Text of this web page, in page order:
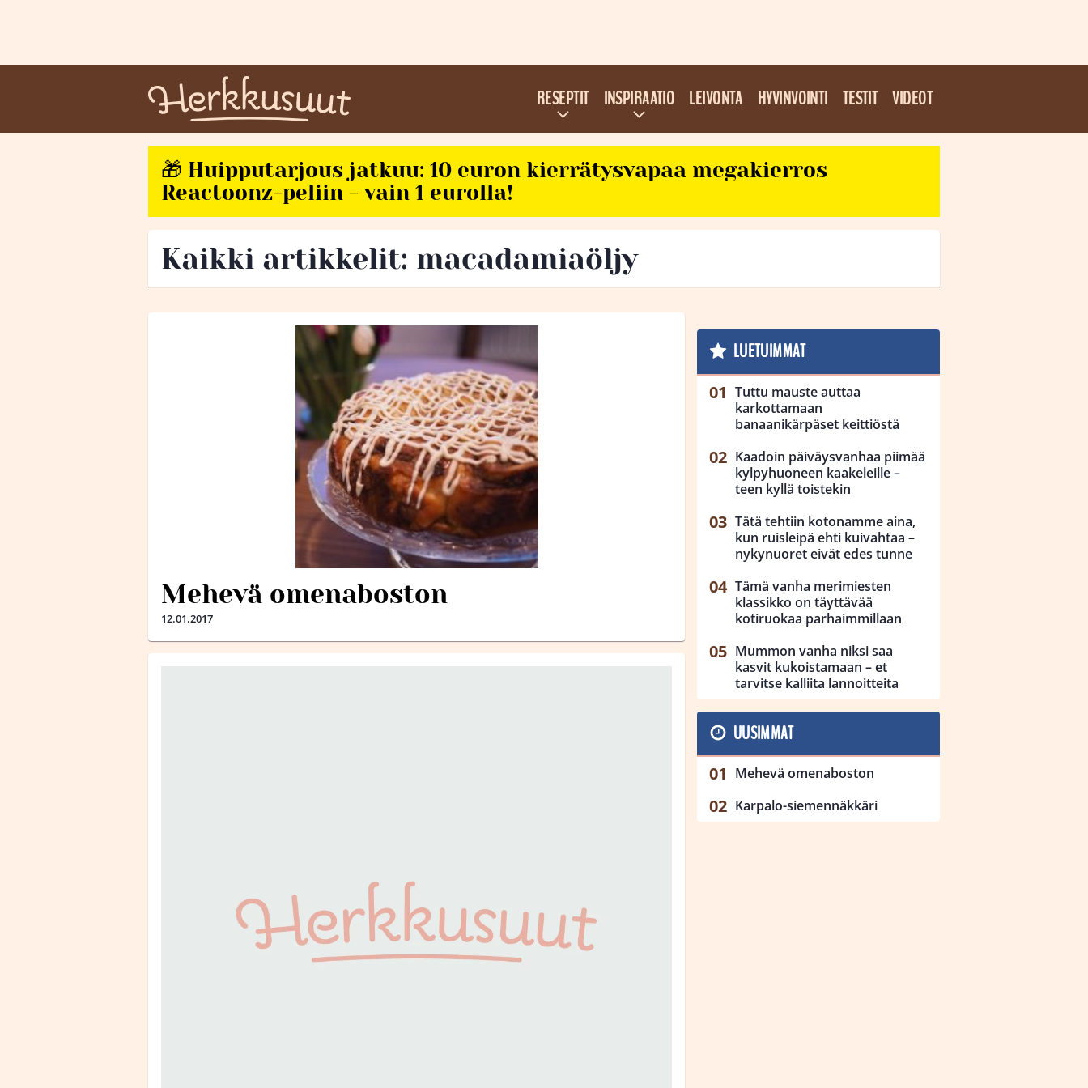
RESEPTIT INSPIRAATIO LEIVONTA HYVINVOINTI TESTIT VIDEOT
🎁 Huipputarjous jatkuu: 10 euron kierrätysvapaa megakierros
Reactoonz-peliin - vain 1 eurolla!
Kaikki artikkelit: macadamiaöljy
Mehevä omenaboston
12.01.2017
LUETUIMMAT
Tuttu mauste auttaa
karkottamaan
banaanikärpäset keittiöstä
Kaadoin päiväysvanhaa piimää
kylpyhuoneen kaakeleille –
teen kyllä toistekin
Tätä tehtiin kotonamme aina,
kun ruisleipä ehti kuivahtaa –
nykynuoret eivät edes tunne
Tämä vanha merimiesten
klassikko on täyttävää
kotiruokaa parhaimmillaan
Mummon vanha niksi saa
kasvit kukoistamaan – et
tarvitse kalliita lannoitteita
UUSIMMAT
Mehevä omenaboston
Karpalo-siemennäkkäri